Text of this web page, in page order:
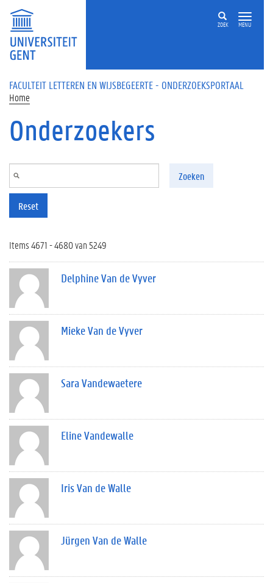
Overslaan en naar de inhoud gaan
ZOEK MENU
FACULTEIT LETTEREN EN WIJSBEGEERTE - ONDERZOEKSPORTAAL
Home
Onderzoekers
Zoeken
Reset
Items 4671 - 4680 van 5249
Delphine Van de Vyver
Mieke Van de Vyver
Sara Vandewaetere
Eline Vandewalle
Iris Van de Walle
Jürgen Van de Walle